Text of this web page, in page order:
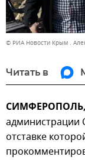
© РИА Новости Крым .
Читать в
СИМФЕРОПОЛЬ,
администрации
отставке